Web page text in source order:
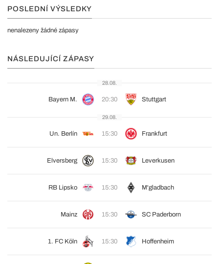
POSLEDNÍ VÝSLEDKY
nenalezeny žádné zápasy
NÁSLEDUJÍCÍ ZÁPASY
28.08.
Bayern M. 20:30 Stuttgart
29.08.
Un. Berlín 15:30 Frankfurt
Elversberg 15:30 Leverkusen
RB Lipsko 15:30 M'gladbach
Mainz 15:30 SC Paderborn
1. FC Köln 15:30 Hoffenheim